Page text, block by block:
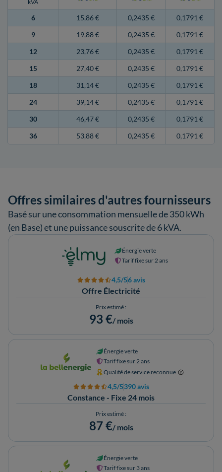
kVA
6 15,86 € 0,2435 €
0,1791 €
9
19,88 € 0,2435 €
0,1791 €
12
23,76 € 0,2435 €
0,1791 €
15
27,40 € 0,2435 €
0,1791 €
18
31,14 € 0,2435 €
0,1791 €
24
39,14 € 0,2435 €
0,1791 €
30
46,47 € 0,2435 €
0,1791 €
36
53,88 € 0,2435 € 0,1791 €
Offres similaires d'autres fournisseurs
Basé sur une consommation mensuelle de 350 kWh
(en Base) et une puissance souscrite de 6 kVA.
Offre Électricité
Énergie verte
Tarif fixe sur 2 ans
4,5/56 avis
Prix estimé :
93 €/ mois
Constance - Fixe 24 mois
Énergie verte
Tarif fixe sur 2 ans
Qualité de service reconnue
4,5/5390 avis
Prix estimé :
87 €/ mois
Énergie verte
Tarif fixe sur 3 ans